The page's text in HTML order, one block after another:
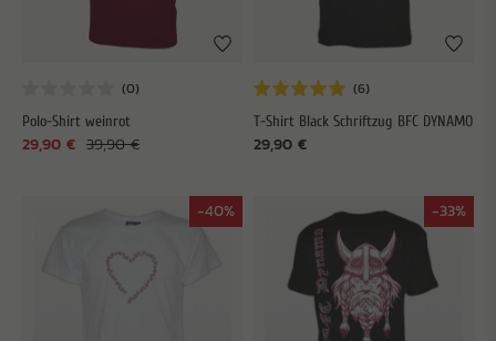
Polo-Shirt weinrot
39,90 €
29,90 €
T-Shirt Black Schriftzug BFC DYNAMO
29,90 €
-40% -33%